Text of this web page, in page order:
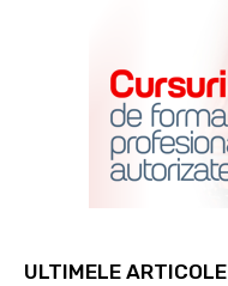
ULTIMELE ARTICOLE